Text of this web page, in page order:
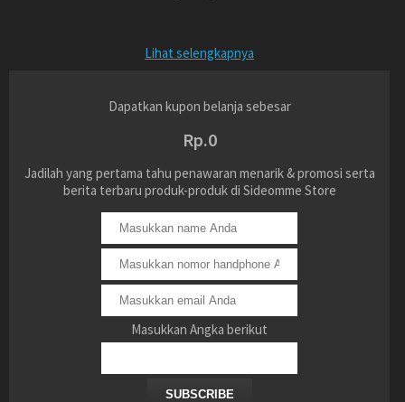
Lihat selengkapnya
Dapatkan kupon belanja sebesar
Rp.0
Jadilah yang pertama tahu penawaran menarik & promosi serta
berita terbaru produk-produk di Sideomme Store
Masukkan Angka berikut
SUBSCRIBE